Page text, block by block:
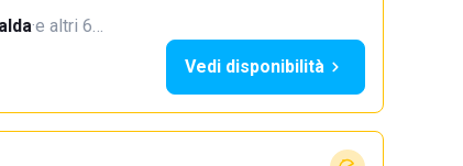
·e altri 6…
Vedi disponibilità